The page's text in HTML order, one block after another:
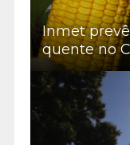
Inmet
quente no